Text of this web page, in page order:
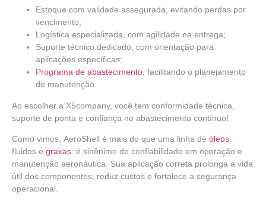
Estoque com validade assegurada , evitando perdas por
vencimento;
Logística especializada , com agilidade na entrega;
Suporte técnico dedicado , com orientação para
aplicações específicas;
Programa de abastecimento , facilitando o planejamento
de manutenção.
Ao escolher a X5company, você tem conformidade técnica,
suporte de ponta e confiança no abastecimento contínuo!
Como vimos, AeroShell é mais do que uma linha de óleos
fluidos e graxas: é sinônimo de confiabilidade em operação e
manutenção aeronáutica. Sua aplicação correta prolonga a vida
útil dos componentes, reduz custos e fortalece a segurança
operacional.